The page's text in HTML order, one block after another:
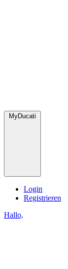
MyDucati
Login
Registrieren
Hallo,